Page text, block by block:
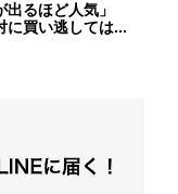
るほど人気」
に買い逃しては...